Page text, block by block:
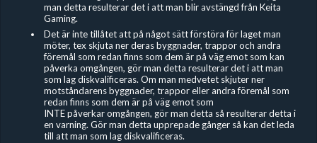
man detta resulterar det i att man blir avstängd från Keita
Gaming.
Det är inte tillåtet att på något sätt förstöra för laget man
möter, tex skjuta ner deras byggnader, trappor och andra
föremål som redan finns som dem är på väg emot som kan
påverka omgången, gör man detta resulterar det i att man
som lag diskvalificeras. Om man medvetet skjuter ner
motståndarens byggnader, trappor eller andra föremål som
redan finns som dem är på väg emot som
INTE påverkar omgången, gör man detta så resulterar detta i
en varning. Gör man detta upprepade gånger så kan det leda
till att man som lag diskvalificeras.